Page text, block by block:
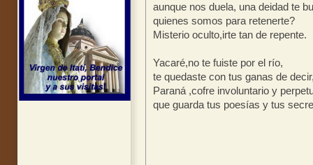
aunque nos duela, una deidad te
quienes somos para retenerte?
Misterio oculto,irte tan de repente.
Yacaré,no te fuiste por el río,
te quedaste con tus ganas de
Paraná ,cofre involuntario y
que guarda tus poesías y tus